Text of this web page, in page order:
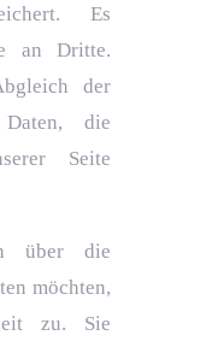
Es
an Dritte.
der
die
Seite
über die
möchten,
zu. Sie